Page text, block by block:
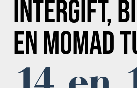
INTERGIFT,
EN MOMAD